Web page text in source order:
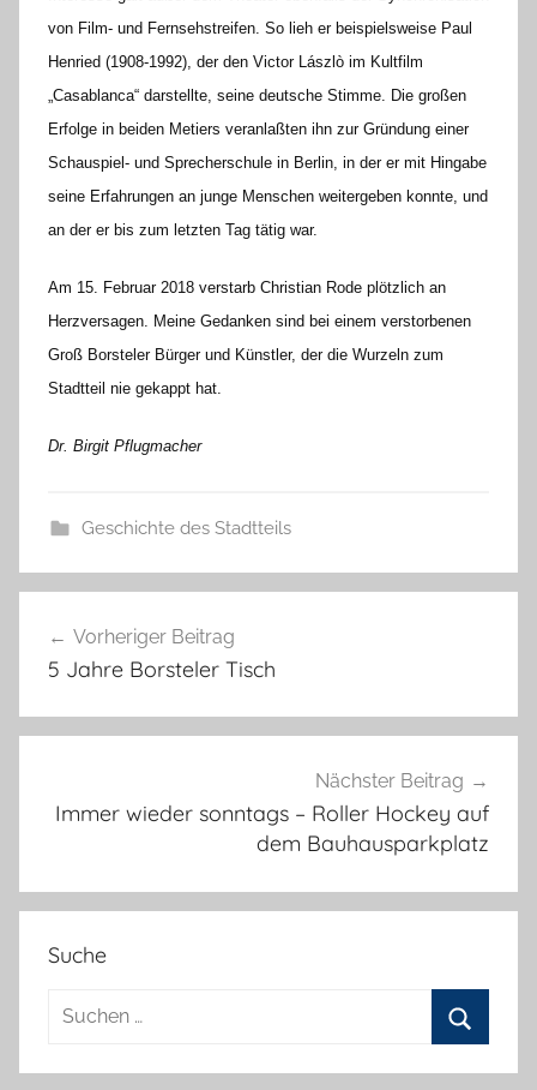
von Film- und Fernsehstreifen. So lieh er beispielsweise Paul
Henried (1908-1992), der den Victor Lászlò im Kultfilm
„Casablanca“ darstellte, seine deutsche Stimme. Die großen
Erfolge in beiden Metiers veranlaßten ihn zur Gründung einer
Schauspiel- und Sprecherschule in Berlin, in der er mit Hingabe
seine Erfahrungen an junge Menschen weitergeben konnte, und
an der er bis zum letzten Tag tätig war.
Am 15. Februar 2018 verstarb Christian Rode plötzlich an
Herzversagen. Meine Gedanken sind bei einem verstorbenen
Groß Borsteler Bürger und Künstler, der die Wurzeln zum
Stadtteil nie gekappt hat.
Dr. Birgit Pflugmacher
Geschichte des Stadtteils
Vorheriger Beitrag
5 Jahre Borsteler Tisch
Nächster Beitrag
Immer wieder sonntags – Roller Hockey auf
dem Bauhausparkplatz
Suche
Suchen